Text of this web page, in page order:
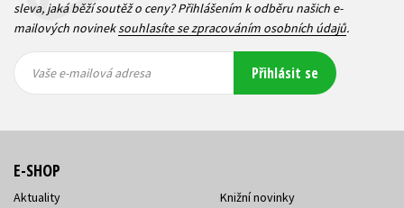
sleva, jaká běží soutěž o ceny? Přihlášením k odběru našich e-
mailových novineksouhlasíte se zpracováním osobních údajů.
mailová
mailová
Vaše e-mailová adresa Přihlásit se
E-SHOP
Aktuality
Knižní novinky